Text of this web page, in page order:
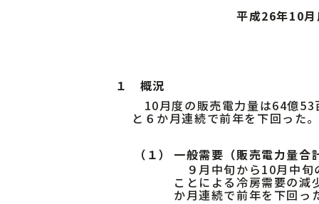
平成26年10
１ 概況
10月度の販売電力量は64億53
と６か月連続で前年を下回った。
（１）
一般需要（販売電力量合
９月中旬から10月中旬
ことによる冷房需要の減
か月連続で前年を下回っ